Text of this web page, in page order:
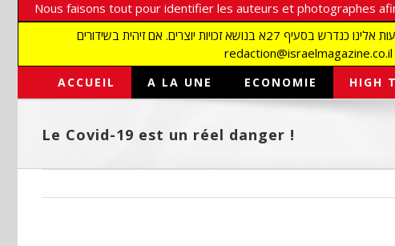
Nous faisons tout pour identifier les auteurs et photographes
אנו עושים הכל כדי לזהות סופרים וצלמים על מנת לכבד את זכויותיהם. אנו מכבדים זכויות יוצרים ושואפים לאתר את בעלי הזכויות בתמונות המגיעות אלינו כנדרש בסעיף 27א בנושא זכויות יוצרים. אם זיהית בשידורים
ACCUEIL A LA UNE ECONOMIE HIGH
Le Covid-19 est un réel danger !